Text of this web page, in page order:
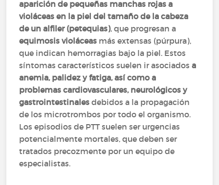
aparición de pequeñas manchas rojas a
violáceas en la piel del tamaño de la cabeza
de un alfiler (petequias), que progresan a
equimosis violáceas más extensas (púrpura),
que indican hemorragias bajo la piel. Estos
síntomas característicos suelen ir asociadosa
anemia, palidez y fatiga, así como a
problemas cardiovasculares, neurológicos y
gastrointestinales debidos a la propagación
de los microtrombos por todo el organismo.
Los episodios de PTT suelen ser urgencias
potencialmente mortales, que deben ser
tratados precozmente por un equipo de
especialistas.